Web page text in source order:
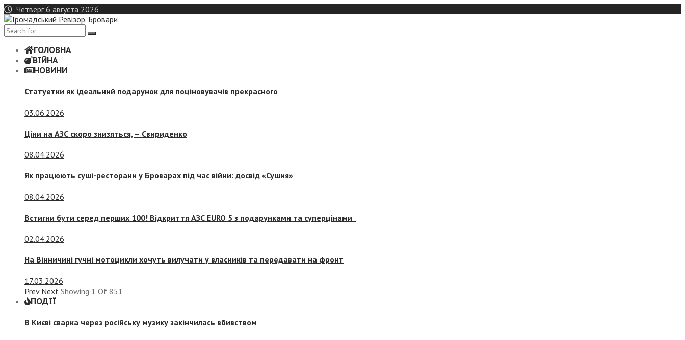
Skip
to
content
Четверг 6 августа 2026
ГОЛОВНА
ВІЙНА
НОВИНИ
Статуетки як ідеальний подарунок для поціновувачів прекрасного
03.06.2026
Ціни на АЗС скоро знизяться, – Свириденко
08.04.2026
Як працюють суші-ресторани у Броварах під час війни: досвід «Сушия»
08.04.2026
Встигни бути серед перших 100! Відкриття АЗС EURO 5 з подарунками та суперцінами
02.04.2026
На Вінничині гучні мотоцикли хочуть вилучати у власників та передавати на фронт
17.03.2026
Prev Next Showing 1 Of 851
ПОДІЇ
В Києві сварка через російську музику закінчилась вбивством